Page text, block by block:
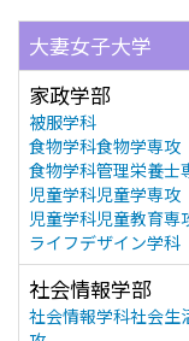
大妻女子大学
家政学部
被服学科
食物学科食物学専攻
食物学科管理栄養士
児童学科児童学専攻
児童学科児童教育専
ライフデザイン学科
社会情報学部
社会情報学科社会生